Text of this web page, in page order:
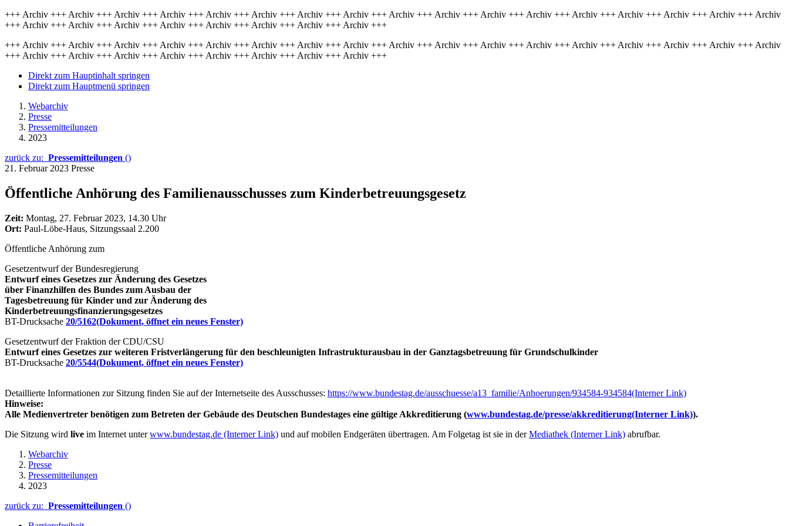
+++ Archiv +++ Archiv +++ Archiv +++ Archiv +++ Archiv +++ Archiv +++ Archiv +++ Archiv +++ Archiv +++ Archiv +++ Archiv +++ Archiv +++ Archiv +++ Archiv +++ Archiv +++ Archiv +++ Archiv
+++ Archiv +++ Archiv +++ Archiv +++ Archiv +++ Archiv +++ Archiv +++ Archiv +++ Archiv +++
+++ Archiv +++ Archiv +++ Archiv +++ Archiv +++ Archiv +++ Archiv +++ Archiv +++ Archiv +++ Archiv +++ Archiv +++ Archiv +++ Archiv +++ Archiv +++ Archiv +++ Archiv +++ Archiv +++ Archiv
+++ Archiv +++ Archiv +++ Archiv +++ Archiv +++ Archiv +++ Archiv +++ Archiv +++ Archiv +++
Direkt zum Hauptinhalt springen
Direkt zum Hauptmenü springen
Webarchiv
Presse
Pressemitteilungen
2023
zurück zu: Pressemitteilungen ()
21. Februar 2023 Presse
Öffentliche Anhörung des Familienausschusses zum Kinderbetreuungsgesetz
Zeit: Montag, 27. Februar 2023, 14.30 Uhr
Ort: Paul-Löbe-Haus, Sitzungssaal 2.200
Öffentliche Anhörung zum
Gesetzentwurf der Bundesregierung
Entwurf eines Gesetzes zur Änderung des Gesetzes
über Finanzhilfen des Bundes zum Ausbau der
Tagesbetreuung für Kinder und zur Änderung des
Kinderbetreuungsfinanzierungsgesetzes
BT-Drucksache 20/5162(Dokument, öffnet ein neues Fenster)
Gesetzentwurf der Fraktion der CDU/CSU
Entwurf eines Gesetzes zur weiteren Fristverlängerung für den beschleunigten Infrastrukturausbau in der Ganztagsbetreuung für Grundschulkinder
BT-Drucksache 20/5544(Dokument, öffnet ein neues Fenster)
Detaillierte Informationen zur Sitzung finden Sie auf der Internetseite des Ausschusses: https://www.bundestag.de/ausschuesse/a13_familie/Anhoerungen/934584-934584(Interner Link)
Hinweise:
Alle Medienvertreter benötigen zum Betreten der Gebäude des Deutschen Bundestages eine gültige Akkreditierung (www.bundestag.de/presse/akkreditierung(Interner Link)).
Die Sitzung wird live im Internet unterwww.bundestag.de (Interner Link) und auf mobilen Endgeräten übertragen. Am Folgetag ist sie in derMediathek (Interner Link) abrufbar.
Webarchiv
Presse
Pressemitteilungen
2023
zurück zu: Pressemitteilungen ()